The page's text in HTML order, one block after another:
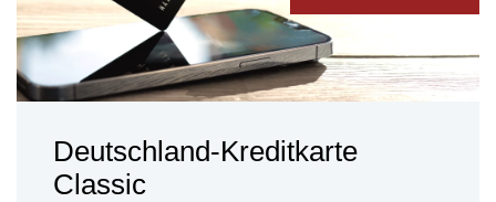
Deutschland-Kreditkarte
Classic